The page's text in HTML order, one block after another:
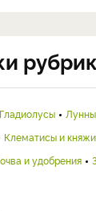
рубрик
Гладиолусы
Клематисы и
и удобрения